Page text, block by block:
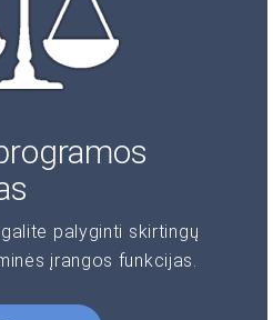
palyginti skirtingų
įrangos funkcijas.